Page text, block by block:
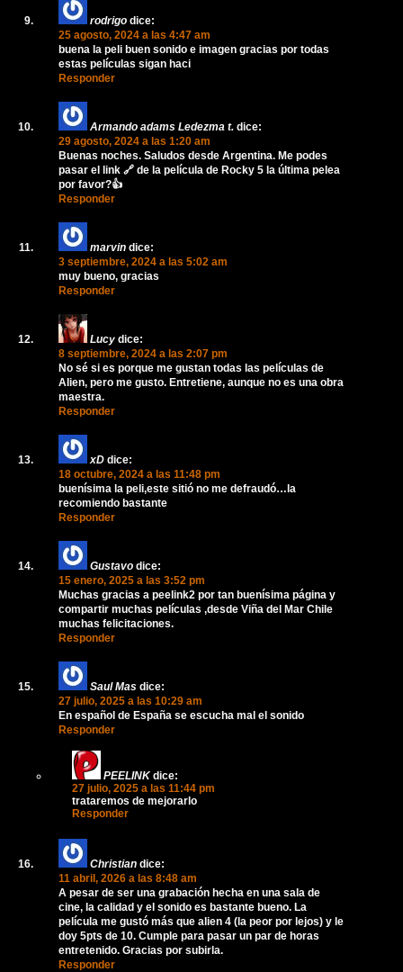
rodrigo dice:
25 agosto, 2024 a las 4:47 am
buena la peli buen sonido e imagen gracias por todas
estas películas sigan haci
Responder
Armando adams Ledezma t. dice:
29 agosto, 2024 a las 1:20 am
Buenas noches. Saludos desde Argentina. Me podes
pasar el link 🔗 de la película de Rocky 5 la última pelea
por favor?👍
Responder
marvin dice:
3 septiembre, 2024 a las 5:02 am
muy bueno, gracias
Responder
Lucy dice:
8 septiembre, 2024 a las 2:07 pm
No sé si es porque me gustan todas las películas de
Alien, pero me gusto. Entretiene, aunque no es una obra
maestra.
Responder
xD dice:
18 octubre, 2024 a las 11:48 pm
buenísima la peli,este sitió no me defraudó…la
recomiendo bastante
Responder
Gustavo dice:
15 enero, 2025 a las 3:52 pm
Muchas gracias a peelink2 por tan buenísima página y
compartir muchas películas ,desde Viña del Mar Chile
muchas felicitaciones.
Responder
Saul Mas dice:
27 julio, 2025 a las 10:29 am
En español de España se escucha mal el sonido
Responder
PEELINK dice:
27 julio, 2025 a las 11:44 pm
trataremos de mejorarlo
Responder
Christian dice:
11 abril, 2026 a las 8:48 am
A pesar de ser una grabación hecha en una sala de
cine, la calidad y el sonido es bastante bueno. La
película me gustó más que alien 4 (la peor por lejos) y le
doy 5pts de 10. Cumple para pasar un par de horas
entretenido. Gracias por subirla.
Responder